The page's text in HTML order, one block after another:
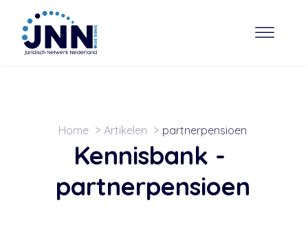
Home Artikelen partnerpensioen
Kennisbank -
partnerpensioen